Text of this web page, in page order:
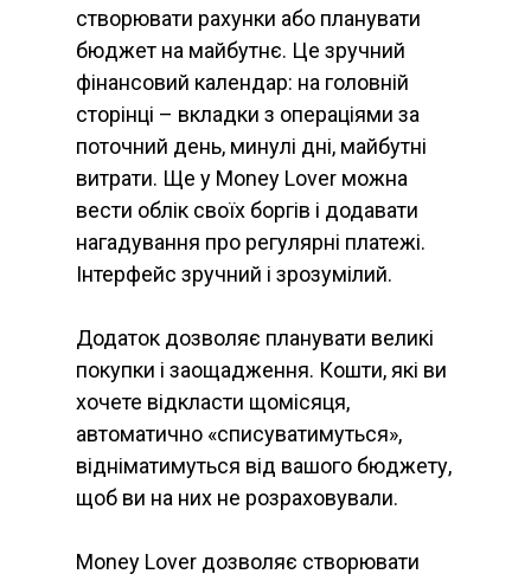
створювати рахунки або планувати
бюджет на майбутнє. Це зручний
фінансовий календар: на головній
сторінці – вкладки з операціями за
поточний день, минулі дні, майбутні
витрати. Ще у Money Lover можна
вести облік своїх боргів і додавати
нагадування про регулярні платежі.
Інтерфейс зручний і зрозумілий.
Додаток дозволяє планувати великі
покупки і заощадження. Кошти, які ви
хочете відкласти щомісяця,
автоматично «списуватимуться»,
відніматимуться від вашого бюджету,
щоб ви на них не розраховували.
Money Lover дозволяє створювати